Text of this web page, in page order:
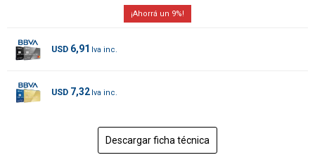
9
USD 6,91
USD 7,32
Descargar ficha técnica